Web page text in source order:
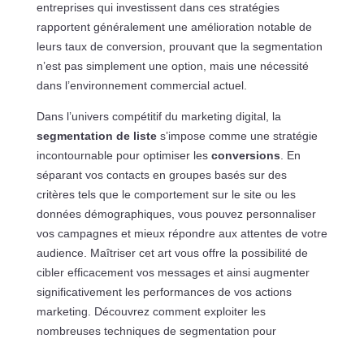
entreprises qui investissent dans ces stratégies
rapportent généralement une amélioration notable de
leurs taux de conversion, prouvant que la segmentation
n’est pas simplement une option, mais une nécessité
dans l’environnement commercial actuel.
Dans l’univers compétitif du marketing digital, la
segmentation de listes’impose comme une stratégie
incontournable pour optimiser les conversions . En
séparant vos contacts en groupes basés sur des
critères tels que le comportement sur le site ou les
données démographiques, vous pouvez personnaliser
vos campagnes et mieux répondre aux attentes de votre
audience. Maîtriser cet art vous offre la possibilité de
cibler efficacement vos messages et ainsi augmenter
significativement les performances de vos actions
marketing. Découvrez comment exploiter les
nombreuses techniques de segmentation pour